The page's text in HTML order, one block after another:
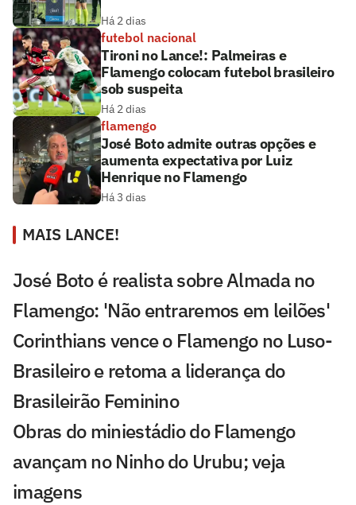
Há 2 dias
futebol nacional
Tironi no Lance!: Palmeiras e
Flamengo colocam futebol brasileiro
sob suspeita
Há 2 dias
flamengo
José Boto admite outras opções e
aumenta expectativa por Luiz
Henrique no Flamengo
Há 3 dias
MAIS LANCE!
José Boto é realista sobre Almada no
Flamengo: 'Não entraremos em leilões'
Corinthians vence o Flamengo no Luso-
Brasileiro e retoma a liderança do
Brasileirão Feminino
Obras do miniestádio do Flamengo
avançam no Ninho do Urubu; veja
imagens